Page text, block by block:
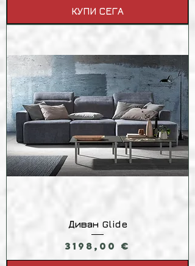
КУПИ СЕГА
Диван Glide
Цена
3198,00 €